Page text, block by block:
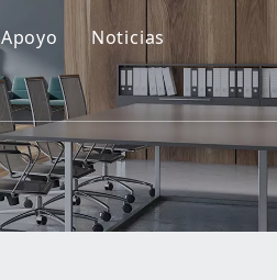
Apoyo
Descargas y preguntas
Video
Noticias